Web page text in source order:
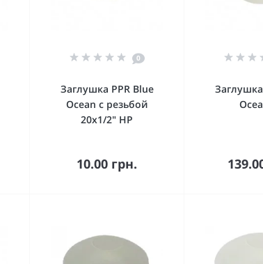
0
Заглушка PPR Blue
Ocean с резьбой
20х1/2" НР
10.00 грн.
В корзину В